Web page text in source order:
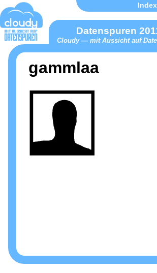
Index
Datenspuren
Cloudy — mit Aussicht auf
gammlaa